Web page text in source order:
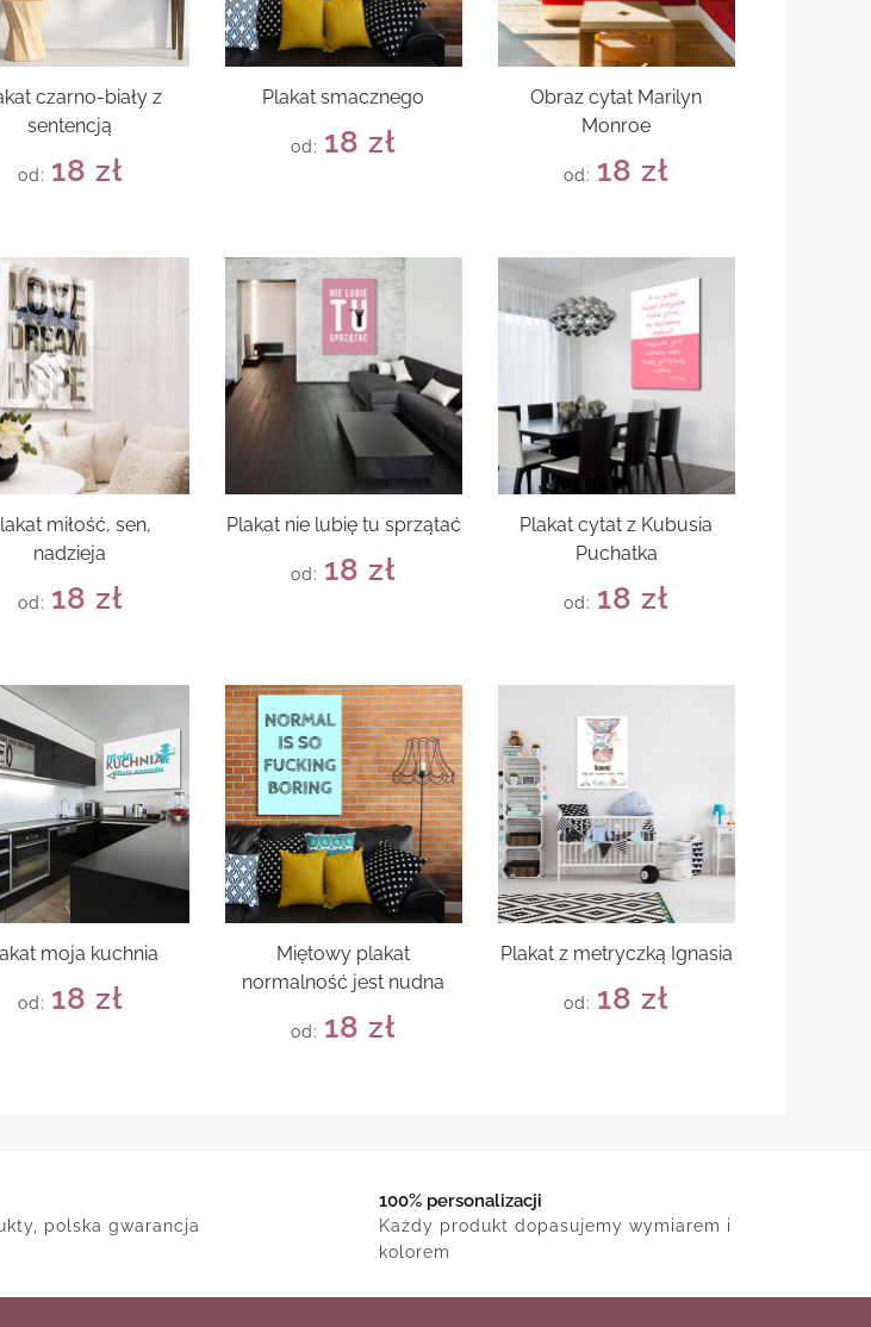
czarno-biały z
sentencją
od: 18 zł
Plakat smacznego
od: 18zł
Obraz cytat Marilyn
Monroe
od: 18zł
miłość, sen,
nadzieja
od: 18 zł
Plakat nie lubię tu sprzątać
od: 18zł
Plakat cytat z Kubusia
Puchatka
od: 18zł
moja kuchnia
od: 18 zł
Miętowy plakat
normalność jest nudna
od: 18zł
Plakat z metryczką Ignasia
od: 18zł
polska gwarancja
100% personalizacji
Każdy produkt dopasujemy wymiarem i
kolorem